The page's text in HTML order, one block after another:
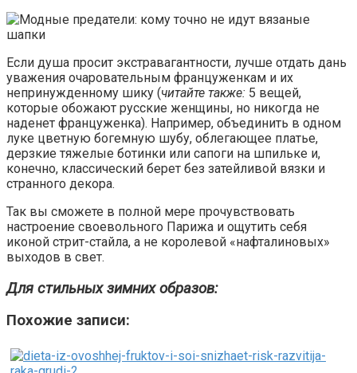
Если душа просит экстравагантности, лучше отдать дань
уважения очаровательным француженкам и их
непринужденному шику (читайте также: 5 вещей,
которые обожают русские женщины, но никогда не
наденет француженка). Например, объединить в одном
луке цветную богемную шубу, облегающее платье,
дерзкие тяжелые ботинки или сапоги на шпильке и,
конечно, классический берет без затейливой вязки и
странного декора.
Так вы сможете в полной мере прочувствовать
настроение своевольного Парижа и ощутить себя
иконой стрит-стайла, а не королевой «нафталиновых»
выходов в свет.
Для стильных зимних образов:
Похожие записи: